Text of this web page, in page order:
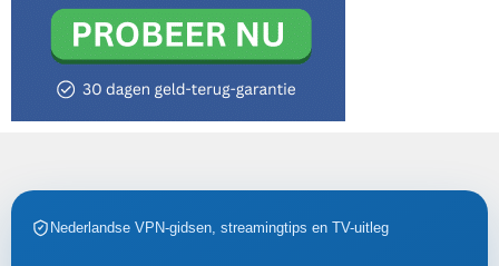
Nederlandse VPN-gidsen, streamingtips en TV-uitleg